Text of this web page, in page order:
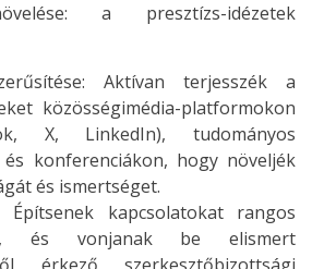
a presztízs-idézetek
Aktívan terjesszék a
közösségimédia-platformokon
X, LinkedIn), tudományos
konferenciákon, hogy növeljék
és ismertséget.
Építsenek kapcsolatokat rangos
és vonjanak be elismert